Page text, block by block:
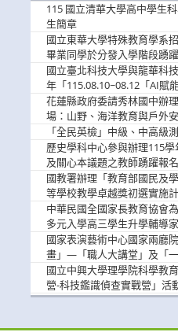
115 國立清華大學高中學生
生簡章
國立東華大學特殊教育學系
畢業同學於分發入學階段踴
國立臺北科技大學與龍華科
年「115.08.10~08.12「AI賦
歡迎學生踴躍報名參加
花蓮縣政府委請秀林國中辦
場：山野、海洋教育與戶外
參加
「全民英檢」中級、中高級
歷史學科中心參與辦理115
及關心本議題之教師踴躍報
國教署辦理「教育部國民及
等學校教學卓越獎初選實施
中華民國全國家長教育協會
多元入學高三學生升學輔導家
國家表演藝術中心國家兩廳
畫」—「職人大講堂」及「
參與。
國立中興大學理學院科學教
營-科技鑑識偵查實戰營」活
加。